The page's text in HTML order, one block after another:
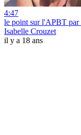
4:47
le point sur l'APBT par
Isabelle Crouzet
il y a 18 ans